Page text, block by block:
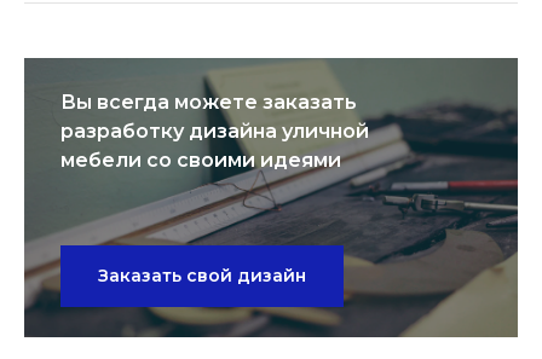
Вы всегда можете заказать
разработку дизайна уличной
мебели со своими идеями
Заказать свой дизайн